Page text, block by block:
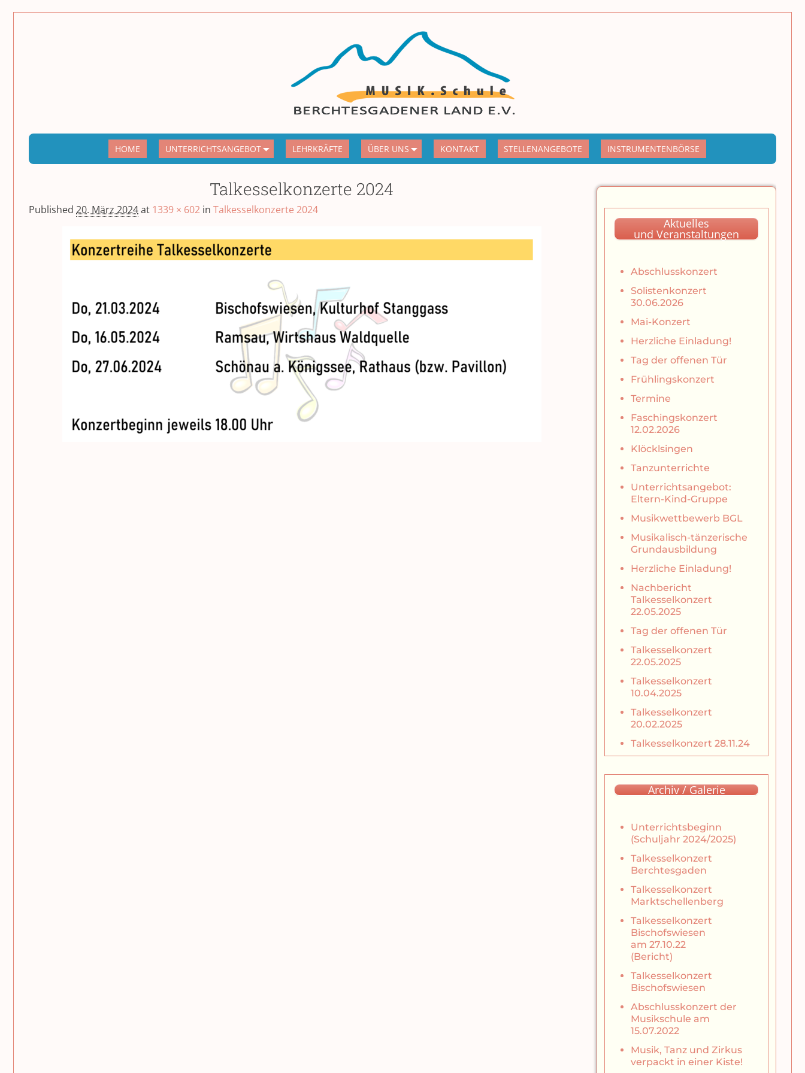
HOME UNTERRICHTSANGEBOT LEHRKRÄFTE ÜBER UNS KONTAKT STELLENANGEBOTE INSTRUMENTENBÖRSE
Talkesselkonzerte 2024
Published 20. März 2024at 1339 × 602 in Talkesselkonzerte 2024
Aktuelles
und Veranstaltungen
Abschlusskonzert
Solistenkonzert
30.06.2026
Mai-Konzert
Herzliche Einladung!
Tag der offenen Tür
Frühlingskonzert
Termine
Faschingskonzert
12.02.2026
Klöcklsingen
Tanzunterrichte
Unterrichtsangebot:
Eltern-Kind-Gruppe
Musikwettbewerb BGL
Musikalisch-tänzerische
Grundausbildung
Herzliche Einladung!
Nachbericht
Talkesselkonzert
22.05.2025
Tag der offenen Tür
Talkesselkonzert
22.05.2025
Talkesselkonzert
10.04.2025
Talkesselkonzert
20.02.2025
Talkesselkonzert 28.11.24
Archiv / Galerie
Unterrichtsbeginn
(Schuljahr 2024/2025)
Talkesselkonzert
Berchtesgaden
Talkesselkonzert
Marktschellenberg
Talkesselkonzert
Bischofswiesen
am 27.10.22
(Bericht)
Talkesselkonzert
Bischofswiesen
Abschlusskonzert der
Musikschule am
15.07.2022
Musik, Tanz und Zirkus
verpackt in einer Kiste!